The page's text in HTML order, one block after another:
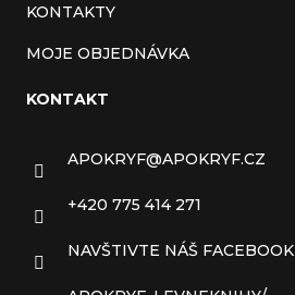
KONTAKTY
MOJE OBJEDNÁVKA
KONTAKT
APOKRYF@APOKRYF.CZ
+420 775 414 271
NAVŠTIVTE NÁŠ FACEBOOK